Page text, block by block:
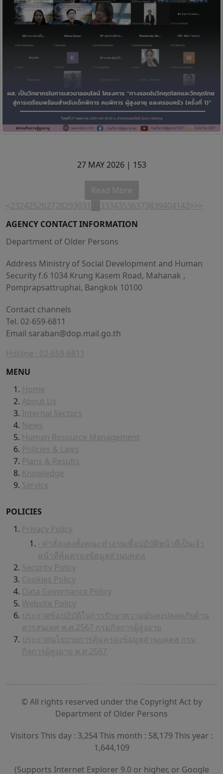
27 MAY 2026 | 153
Read More
< 232425262728293031 333435363738394041 42 > >>
AGENCY CONTACT INFORMATION
Department of Older Persons
Address Ministry of Social Development and Human
Security f.6 1034 Krung Kasem Road, Mahanak ,
Pomprapsattruphai, Bangkok 10100
Contact channels
Tel. 02-659-6811
Email saraban@dop.mail.go.th
Hotline : 02-659-6811
MENU
Home
About Us
Internal Sectors
News
Human Resource Management
Policies & Laws
Plans & Results
Knowledge
Service
POLICIES
Privacy Policy
- คำสั่งแต่งตั้งคณะทำงานเพื่อปฏิบัติหน้าที่เป็นเจ้า
หน้าที่คุ้มครองข้อมูลส่วนบุคคล
Security Policy
Cookies Policy
Data Governance Policy
Website Policy
ประกาศข้อปฏิบัติในการรักษาความมั่นคงปลอดภัยด้าน
สารสนเทศ พ.ศ.2567 กรมกิจการผู้สูงอายุ
ประกาศนโยบายการคุ้มครองข้อมูลส่วนบุคคล กรม
กิจการผู้สูงอายุ พ.ศ.2567
© All rights reserved under the Copyright Act by
Department of Older Persons
Visitors This day : 3,254 This month : 58,179 This year :
1,644,109
(Supports Internet Explorer 9.0 or higher, or Google